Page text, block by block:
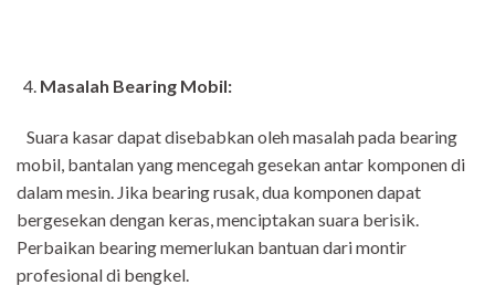
Masalah Bearing Mobil:
Suara kasar dapat disebabkan oleh masalah pada bearing
mobil, bantalan yang mencegah gesekan antar komponen di
dalam mesin. Jika bearing rusak, dua komponen dapat
bergesekan dengan keras, menciptakan suara berisik.
Perbaikan bearing memerlukan bantuan dari montir
profesional di bengkel.